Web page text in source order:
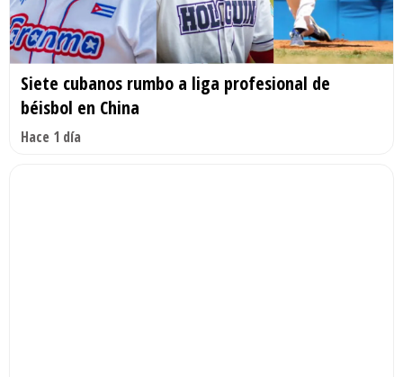
Siete cubanos rumbo a liga profesional de
béisbol en China
Hace 1 día